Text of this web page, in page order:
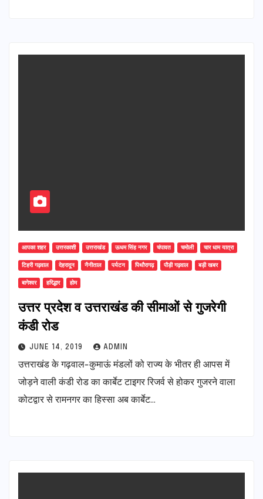
आपका शहर उत्तरकाशी उत्तराखंड ऊधम सिंह नगर चंपावत चमोली चार धाम यात्रा
टिहरी गढ़वाल देहरादून नैनीताल पर्यटन पिथौरागढ़ पौड़ी गढ़वाल बड़ी खबर
बागेश्वर हरिद्धार होम
उत्तर प्रदेश व उत्तराखंड की सीमाओं से गुजरेगी
कंडी रोड
JUNE 14, 2019 ADMIN
उत्तराखंड के गढ़वाल-कुमाऊं मंडलों को राज्य के भीतर ही आपस में
जोड़ने वाली कंडी रोड का कार्बेट टाइगर रिजर्व से होकर गुजरने वाला
कोटद्वार से रामनगर का हिस्सा अब कार्बेट…